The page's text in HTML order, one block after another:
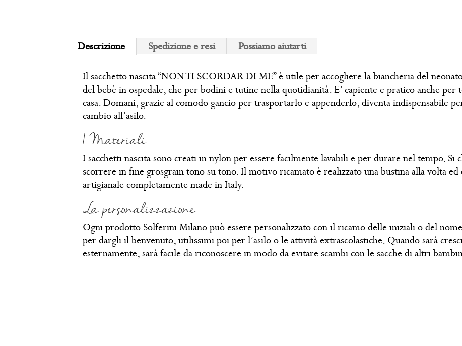
Descrizione Spedizione e resi Possiamo aiutarti
Il sacchetto nascita “NON TI SCORDAR DI ME” è utile per accogliere la biancheria del
del bebè in ospedale, che per bodini e tutine nella quotidianità. E’ capiente e pratico anche
casa. Domani, grazie al comodo gancio per trasportarlo e appenderlo, diventa indispensabile
cambio all’asilo.
I Materiali
I sacchetti nascita sono creati in nylon per essere facilmente lavabili e per durare nel tempo.
scorrere in fine grosgrain tono su tono. Il motivo ricamato è realizzato una bustina alla volta
artigianale completamente made in Italy.
La personalizzazione
Ogni prodotto Solferini Milano può essere personalizzato con il ricamo delle iniziali o del
per dargli il benvenuto, utilissimi poi per l’asilo o le attività extrascolastiche. Quando sarà
esternamente, sarà facile da riconoscere in modo da evitare scambi con le sacche di altri